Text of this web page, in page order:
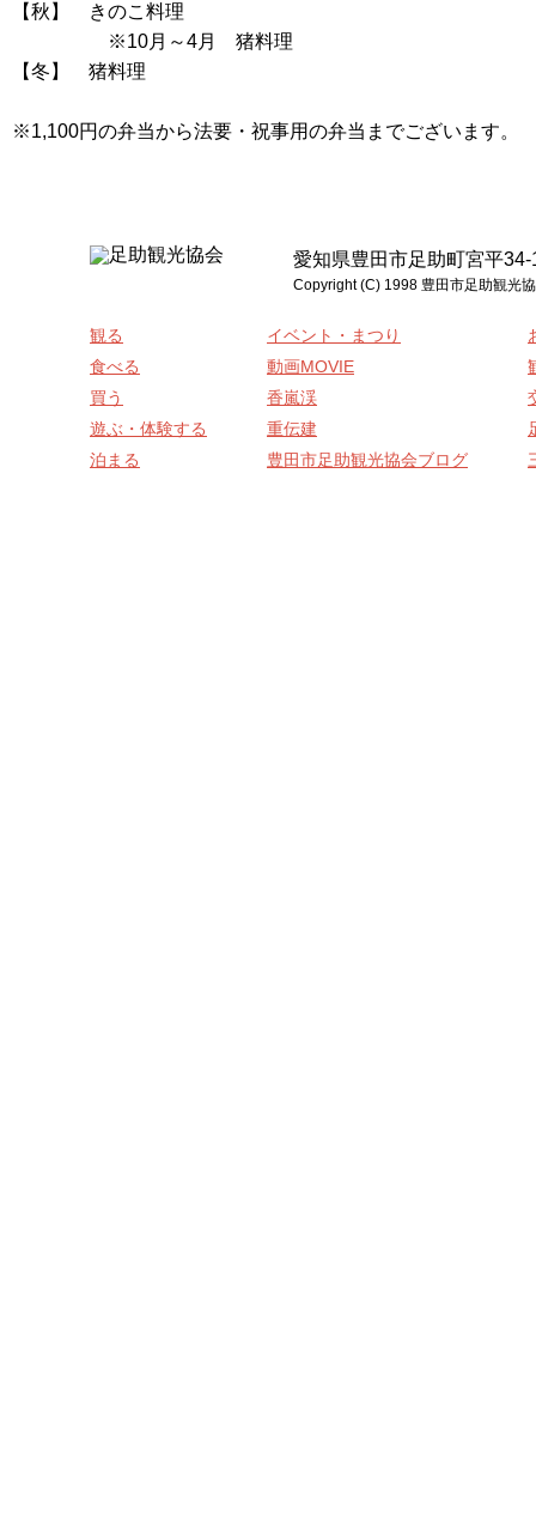
【秋】 きのこ料理
※10月～4月 猪料理
【冬】 猪料理
※1,100円の弁当から法要・祝事用の弁当までございます。
愛知県豊田市足助町宮平
Copyright (C) 1998 豊田市足助観光
観る
食べる
買う
遊ぶ・体験する
泊まる
イベント・まつり
動画MOVIE
香嵐渓
重伝建
豊田市足助観光協会ブログ